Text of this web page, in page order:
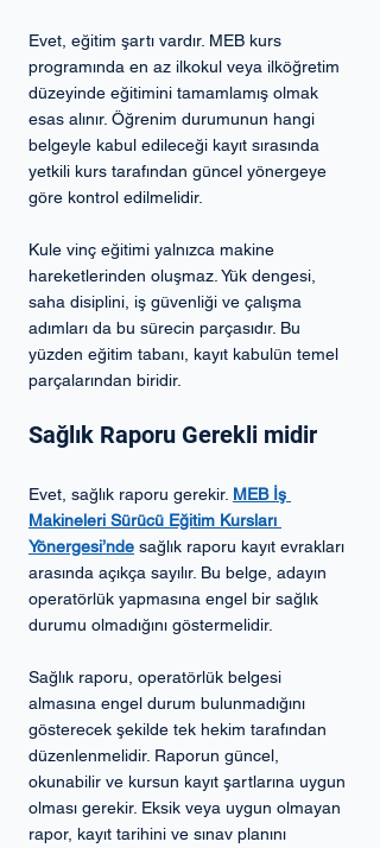
Evet, eğitim şartı vardır. MEB kurs
programında en az ilkokul veya ilköğretim
düzeyinde eğitimini tamamlamış olmak
esas alınır. Öğrenim durumunun hangi
belgeyle kabul edileceği kayıt sırasında
yetkili kurs tarafından güncel yönergeye
göre kontrol edilmelidir.
Kule vinç eğitimi yalnızca makine
hareketlerinden oluşmaz. Yük dengesi,
saha disiplini, iş güvenliği ve çalışma
adımları da bu sürecin parçasıdır. Bu
yüzden eğitim tabanı, kayıt kabulün temel
parçalarından biridir.
Sağlık Raporu Gerekli midir
Evet, sağlık raporu gerekir. MEB İş
Makineleri Sürücü Eğitim Kursları
Yönergesi’nde sağlık raporu kayıt evrakları
arasında açıkça sayılır. Bu belge, adayın
operatörlük yapmasına engel bir sağlık
durumu olmadığını göstermelidir.
Sağlık raporu, operatörlük belgesi
almasına engel durum bulunmadığını
gösterecek şekilde tek hekim tarafından
düzenlenmelidir. Raporun güncel,
okunabilir ve kursun kayıt şartlarına uygun
olması gerekir. Eksik veya uygun olmayan
rapor, kayıt tarihini ve sınav planını